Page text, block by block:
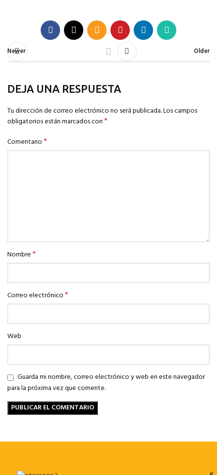
Newer Older
DEJA UNA RESPUESTA
Tu dirección de correo electrónico no será publicada.Los campos
obligatorios están marcados con*
Comentario*
Nombre*
Correo electrónico*
Web
Guarda mi nombre, correo electrónico y web en este navegador
para la próxima vez que comente.